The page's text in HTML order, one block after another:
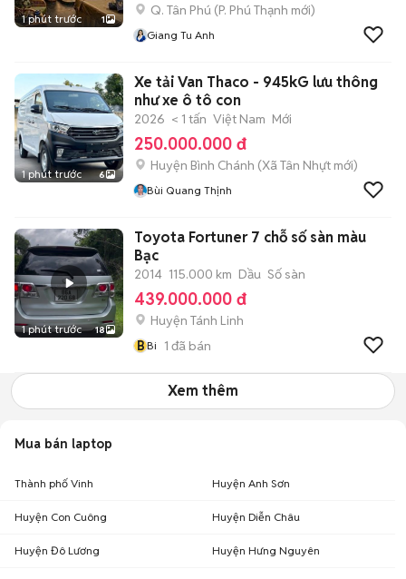
1 phút trước 1
Q. Tân Phú (P. Phú Thạnh mới)
Giang Tu Anh
1 phút trước 6
Xe tải Van Thaco - 945kG lưu thông
như xe ô tô con
2026 < 1 tấn Việt Nam Mới
250.000.000 đ
Huyện Bình Chánh (Xã Tân Nhựt mới)
Bùi Quang Thịnh
1 phút trước 18
Toyota Fortuner 7 chỗ số sàn màu
Bạc
2014 115.000 km Dầu Số sàn
439.000.000 đ
Huyện Tánh Linh
BBi 1 đã bán
Xem thêm
Mua bán laptop
Thành phố Vinh Huyện Anh Sơn
Huyện Con Cuông Huyện Diễn Châu
Huyện Đô Lương Huyện Hưng Nguyên